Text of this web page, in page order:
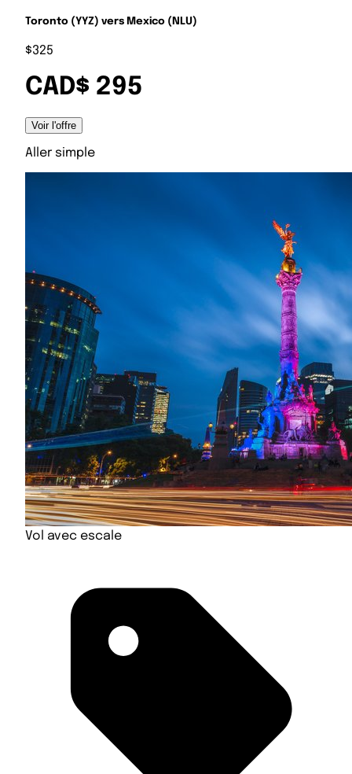
Toronto (YYZ) vers Mexico (NLU)
$325
CAD$ 295
Voir l'offre
Aller simple
Vol avec escale